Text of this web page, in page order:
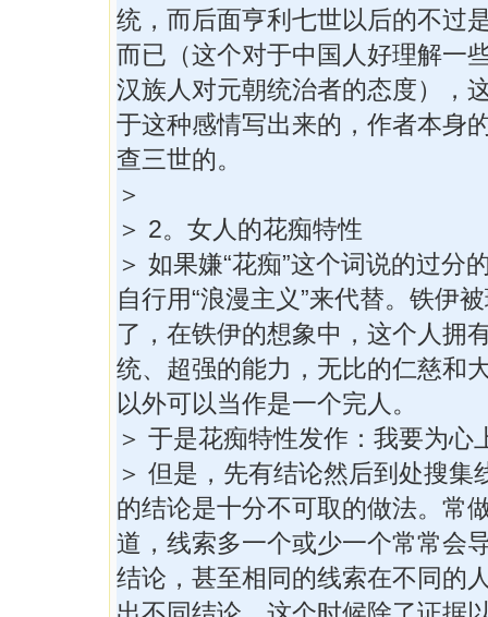
统，而后面亨利七世以后的不过
而已（这个对于中国人好理解一
汉族人对元朝统治者的态度），
于这种感情写出来的，作者本身
查三世的。
＞
＞ 2。女人的花痴特性
＞ 如果嫌“花痴”这个词说的过分
自行用“浪漫主义”来代替。铁伊
了，在铁伊的想象中，这个人拥
统、超强的能力，无比的仁慈和
以外可以当作是一个完人。
＞ 于是花痴特性发作：我要为心
＞ 但是，先有结论然后到处搜集
的结论是十分不可取的做法。常
道，线索多一个或少一个常常会
结论，甚至相同的线索在不同的